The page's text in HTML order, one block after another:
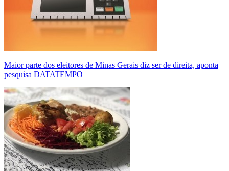
Maior parte dos eleitores de Minas Gerais diz ser de direita, aponta
pesquisa DATATEMPO